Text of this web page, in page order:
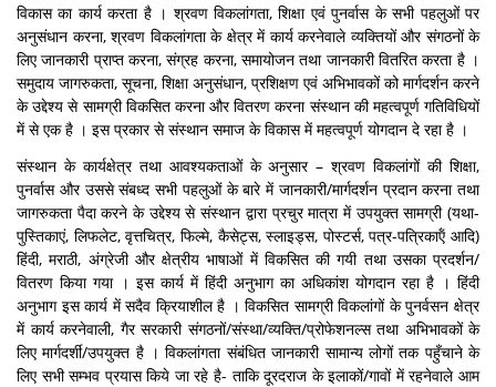
विकास का कार्य करता है । श्रवण विकलांगता, शिक्षा एवं पुनर्वास के सभी पहलुओं पर
अनुसंधान करना, श्रवण विकलांगता के क्षेत्र में कार्य करनेवाले व्यक्तियों और संगठनों के
लिए जानकारी प्राप्त करना, संग्रह करना, समायोजन तथा जानकारी वितरित करता है ।
समुदाय जागरुकता, सूचना, शिक्षा अनुसंधान, प्रशिक्षण एवं अभिभावकों को मार्गदर्शन करने
के उद्देश्य से सामग्री विकसित करना और वितरण करना संस्थान की महत्वपूर्ण गतिविधियों
में से एक है । इस प्रकार से संस्थान समाज के विकास में महत्वपूर्ण योगदान दे रहा है ।
संस्थान के कार्यक्षेत्र तथा आवश्यकताओं के अनुसार – श्रवण विकलांगों की शिक्षा,
पुनर्वास और उससे संबध्द सभी पहलुओं के बारे में जानकारी/मार्गदर्शन प्रदान करना तथा
जागरुकता पैदा करने के उद्देश्य से संस्थान द्वारा प्रचुर मात्रा में उपयुक्त सामग्री (यथा-
पुस्तिकाएं, लिफलेट, वृत्तचित्र, फिल्मे, कैसेट्स, स्लाइड्स, पोस्टर्स, पत्र-पत्रिकाऍं आदि)
हिंदी, मराठी, अंग्रेजी और क्षेत्रीय भाषाओं में विकसित की गयी तथा उसका प्रदर्शन/
वितरण किया गया । इस कार्य में हिंदी अनुभाग का अधिकांश योगदान रहा है । हिंदी
अनुभाग इस कार्य में सदैव क्रियाशील है । विकसित सामग्री विकलांगों के पुनर्वसन क्षेत्र
में कार्य करनेवाली, गैर सरकारी संगठनों/संस्था/व्यक्ति/प्रोफेशनल्स तथा अभिभावकों के
लिए मार्गदर्शी/उपयुक्त है । विकलांगता संबंधित जानकारी सामान्य लोगों तक पहुँचाने के
लिए सभी सम्भव प्रयास किये जा रहे है- ताकि दूरदराज के इलाकों/गावों में रहनेवाले आम